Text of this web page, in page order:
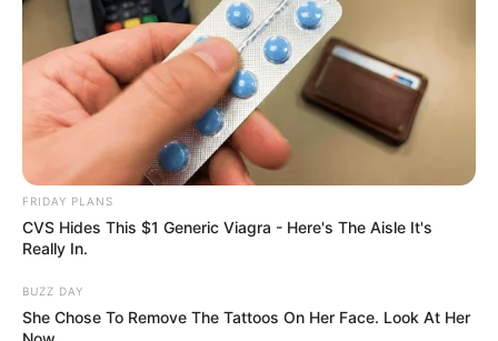
FRIDAY PLANS
CVS Hides This $1 Generic Viagra - Here's The Aisle It's
Really In.
BUZZ DAY
She Chose To Remove The Tattoos On Her Face. Look At Her